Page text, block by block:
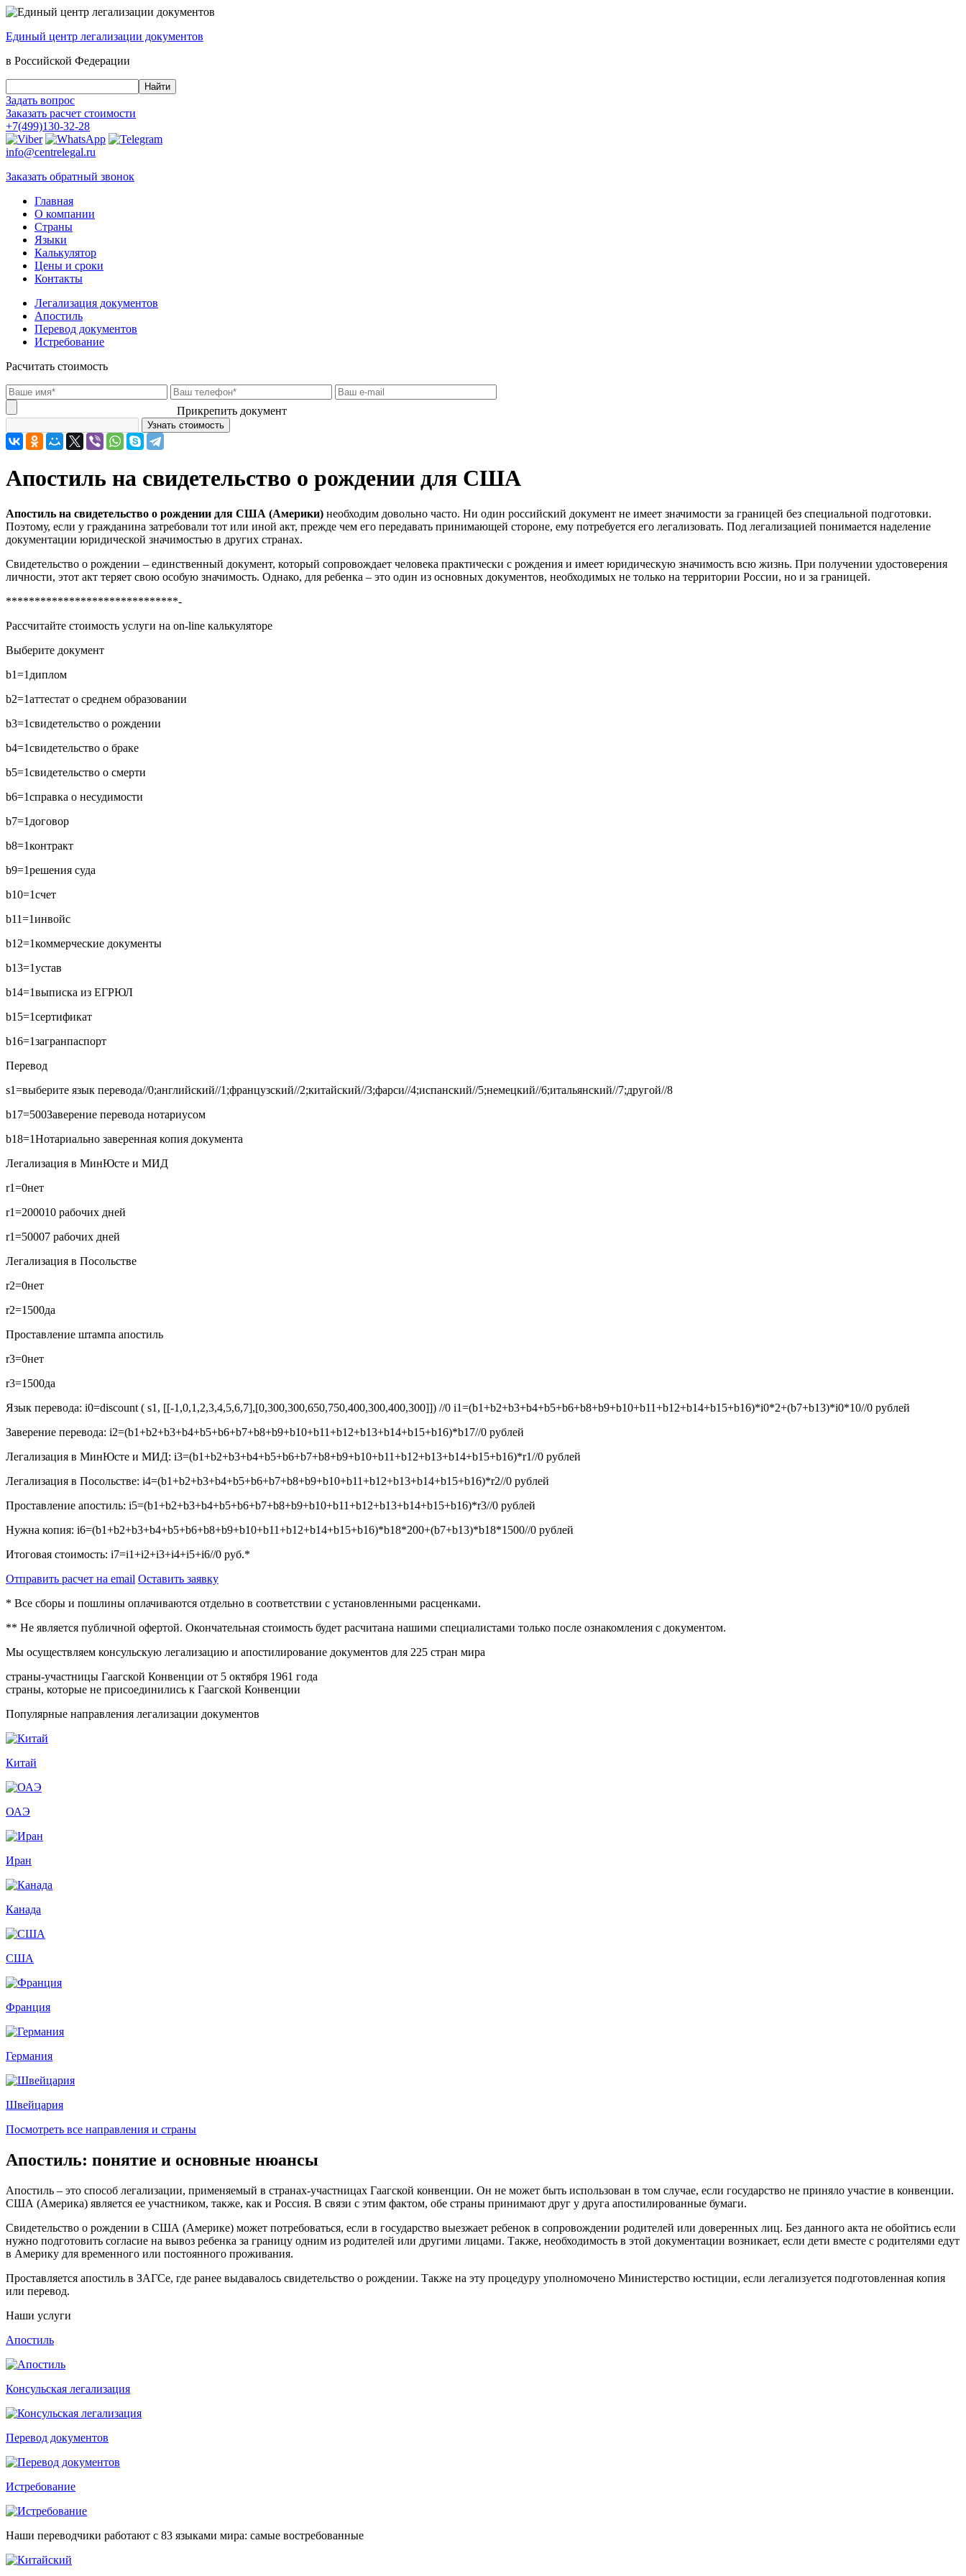
Единый центр легализации документов
в Российской Федерации
Задать вопрос
Заказать расчет стоимости
+7(499)130-32-28
info@centrelegal.ru
Заказать обратный звонок
Главная
О компании
Страны
Языки
Калькулятор
Цены и сроки
Контакты
Легализация документов
Апостиль
Перевод документов
Истребование
Расчитать стоимость
Прикрепить документ
Апостиль на свидетельство о рождении для США
Апостиль на свидетельство о рождении для США (Америки) необходим довольно часто. Ни один российский документ не имеет значимости за границей без специальной подготовки.
Поэтому, если у гражданина затребовали тот или иной акт, прежде чем его передавать принимающей стороне, ему потребуется его легализовать. Под легализацией понимается наделение
документации юридической значимостью в других странах.
Свидетельство о рождении – единственный документ, который сопровождает человека практически с рождения и имеет юридическую значимость всю жизнь. При получении удостоверения
личности, этот акт теряет свою особую значимость. Однако, для ребенка – это один из основных документов, необходимых не только на территории России, но и за границей.
******************************-
Рассчитайте стоимость услуги на on-line калькуляторе
Выберите документ
b1=1 диплом
b2=1аттестат о среднем образовании
b3=1свидетельство о рождении
b4=1свидетельство о браке
b5=1свидетельство о смерти
b6=1справка о несудимости
b7=1 договор
b8=1контракт
b9=1решения суда
b10=1счет
b11=1инвойс
b12=1коммерческие документы
b13=1устав
b14=1выписка из ЕГРЮЛ
b15=1сертификат
b16=1загранпаспорт
Перевод
s1=выберите язык перевода//0;английский//1;французский//2;китайский//3;фарси//4;испанский//5;немецкий//6;итальянский//7;другой//8
b17=500Заверение перевода нотариусом
b18=1Нотариально заверенная копия документа
Легализация в МинЮсте и МИД
r1=0нет
r1=200010 рабочих дней
r1=50007 рабочих дней
Легализация в Посольстве
r2=0нет
r2=1500да
Проставление штампа апостиль
r3=0нет
r3=1500да
Язык перевода: i0=discount ( s1, [[-1,0,1,2,3,4,5,6,7],[0,300,300,650,750,400,300,400,300]]) //0 i1=(b1+b2+b3+b4+b5+b6+b8+b9+b10+b11+b12+b14+b15+b16)*i0*2+(b7+b13)*i0*10//0 рублей
Заверение перевода: i2=(b1+b2+b3+b4+b5+b6+b7+b8+b9+b10+b11+b12+b13+b14+b15+b16)*b17//0 рублей
Легализация в МинЮсте и МИД: i3=(b1+b2+b3+b4+b5+b6+b7+b8+b9+b10+b11+b12+b13+b14+b15+b16)*r1//0 рублей
Легализация в Посольстве: i4=(b1+b2+b3+b4+b5+b6+b7+b8+b9+b10+b11+b12+b13+b14+b15+b16)*r2//0 рублей
Проставление апостиль: i5=(b1+b2+b3+b4+b5+b6+b7+b8+b9+b10+b11+b12+b13+b14+b15+b16)*r3//0 рублей
Нужна копия: i6=(b1+b2+b3+b4+b5+b6+b8+b9+b10+b11+b12+b14+b15+b16)*b18*200+(b7+b13)*b18*1500//0 рублей
Итоговая стоимость: i7=i1+i2+i3+i4+i5+i6//0 руб.*
Отправить расчет на email Оставить заявку
* Все сборы и пошлины оплачиваются отдельно в соответствии с установленными расценками.
** Не является публичной офертой. Окончательная стоимость будет расчитана нашими специалистами только после ознакомления с документом.
Мы осуществляем консульскую легализацию и апостилирование документов для 225 стран мира
страны-участницы Гаагской Конвенции от 5 октября 1961 года
страны, которые не присоединились к Гаагской Конвенции
Популярные направления легализации документов
Китай
ОАЭ
Иран
Канада
США
Франция
Германия
Швейцария
Посмотреть все направления и страны
Апостиль: понятие и основные нюансы
Апостиль – это способ легализации, применяемый в странах-участницах Гаагской конвенции. Он не может быть использован в том случае, если государство не приняло участие в конвенции.
США (Америка) является ее участником, также, как и Россия. В связи с этим фактом, обе страны принимают друг у друга апостилированные бумаги.
Свидетельство о рождении в США (Америке) может потребоваться, если в государство выезжает ребенок в сопровождении родителей или доверенных лиц. Без данного акта не обойтись если
нужно подготовить согласие на вывоз ребенка за границу одним из родителей или другими лицами. Также, необходимость в этой документации возникает, если дети вместе с родителями едут
в Америку для временного или постоянного проживания.
Проставляется апостиль в ЗАГСе, где ранее выдавалось свидетельство о рождении. Также на эту процедуру уполномочено Министерство юстиции, если легализуется подготовленная копия
или перевод.
Наши услуги
Апостиль
Консульская легализация
Перевод документов
Истребование
Наши переводчики работают с 83 языками мира: самые востребованные